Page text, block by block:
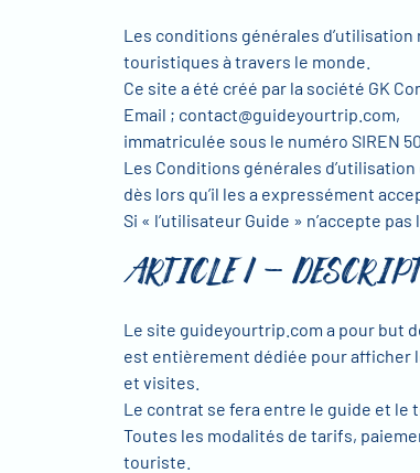
Les conditions générales
touristiques à travers le monde.
Ce site a été créé par la société GK
Email ; contact@guideyourtrip.com,
immatriculée sous le numéro SIREN
Les Conditions générales
dès lors qu’il les a expressément
Si « l’utilisateur Guide » n’accepte
ARTICLE 1 –
Le site guideyourtrip.com a pour but
est entièrement dédiée pour afficher
et visites.
Le contrat se fera entre le guide et le
Toutes les modalités de tarifs,
touriste.